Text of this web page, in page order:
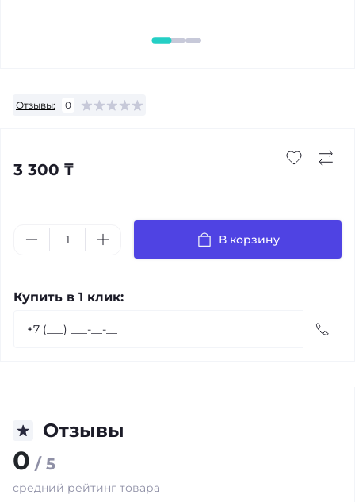
Отзывы: 0
3 300 ₸
В корзину
Купить в 1 клик:
Отзывы
0 / 5
средний рейтинг товара